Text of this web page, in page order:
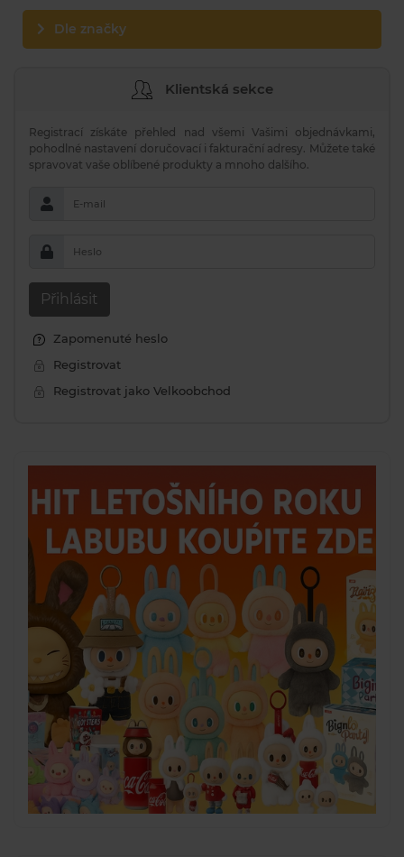
Dle značky
Klientská sekce
Registrací získáte přehled nad všemi Vašimi objednávkami,
pohodlné nastavení doručovací i fakturační adresy. Můžete také
spravovat vaše oblíbené produkty a mnoho dalšího.
E-mail
Heslo
Přihlásit
Zapomenuté heslo
Registrovat
Registrovat jako Velkoobchod